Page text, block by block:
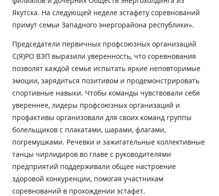
Якутска. На следующей неделе эстафету соревнований
примут семьи Западного энергорайона республики».
Председатели первичных профсоюзных организаций
С(Я)РО ВЭП выразили уверенность, что соревнования
позволят каждой семье испытать яркие неповторимые
эмоции, зарядиться позитивом и продемонстрировать
спортивные навыки. Чтобы команды чувствовали себя
увереннее, лидеры профсоюзных организаций и
профактивы организовали для своих команд группы
болельщиков с плакатами, шарами, флагами,
погремушками. Речевки и зажигательные коллективные
танцы чирлидиров во главе с руководителями
предприятий поддерживали общее настроение
здоровой конкуренции, помогая участникам
соревнований в прохождении эстафет.